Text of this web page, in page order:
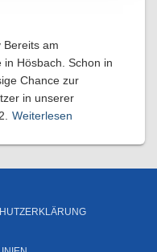
Bereits am
Hösbach. Schon in
Chance zur
in unserer
Weiterlesen